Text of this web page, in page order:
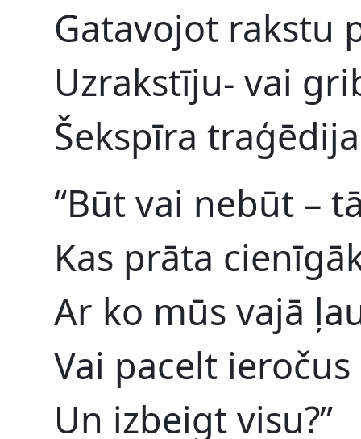
Gatavojot rakstu
Uzrakstīju- vai
Šekspīra
“Būt vai nebūt –
Kas prāta
Ar ko mūs vajā
Vai pacelt
Un izbeigt visu?”